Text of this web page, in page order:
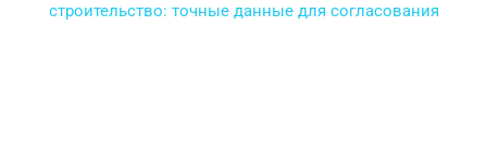
строительство: точные данные для согласования